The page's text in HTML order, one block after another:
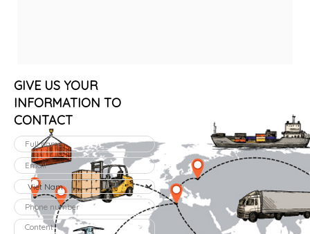
GIVE US YOUR
INFORMATION TO
CONTACT